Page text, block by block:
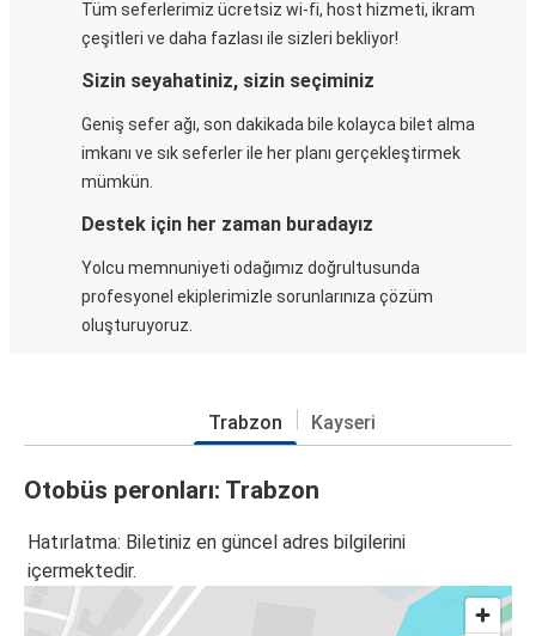
Tüm seferlerimiz ücretsiz wi-fi, host hizmeti, ikram
çeşitleri ve daha fazlası ile sizleri bekliyor!
Sizin seyahatiniz, sizin seçiminiz
Geniş sefer ağı, son dakikada bile kolayca bilet alma
imkanı ve sık seferler ile her planı gerçekleştirmek
mümkün.
Destek için her zaman buradayız
Yolcu memnuniyeti odağımız doğrultusunda
profesyonel ekiplerimizle sorunlarınıza çözüm
oluşturuyoruz.
Trabzon Kayseri
Otobüs peronları: Trabzon
Hatırlatma: Biletiniz en güncel adres bilgilerini
içermektedir.